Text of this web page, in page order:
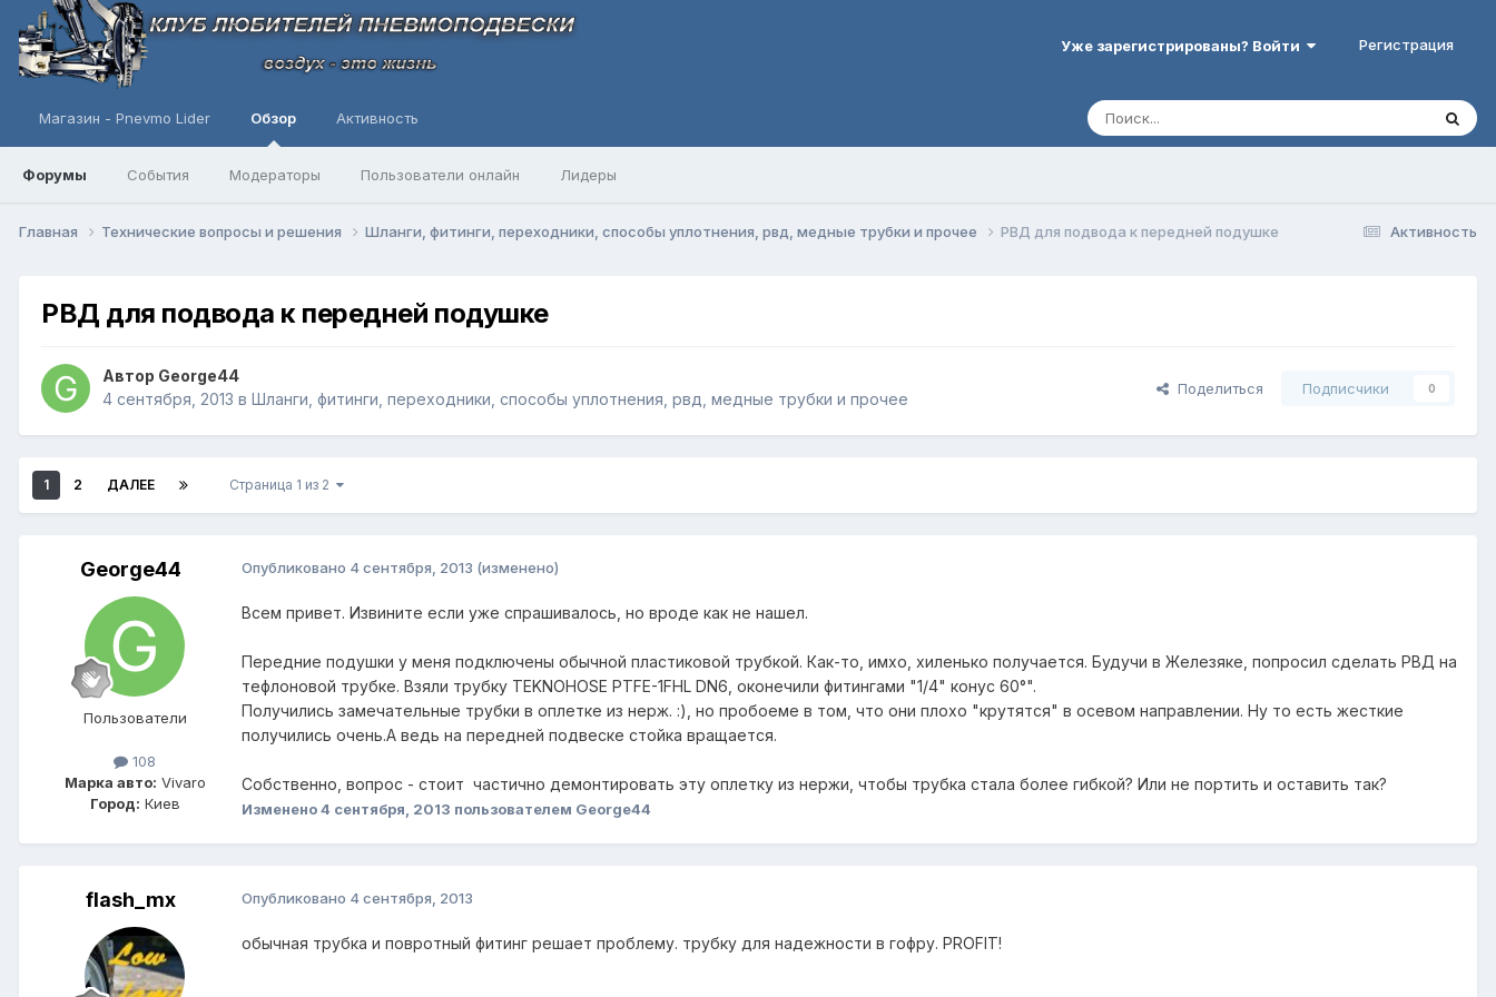
Уже зарегистрированы? Войти Регистрация
Магазин - Pnevmo Lider Обзор
Форумы События Модераторы Пользователи онлайн Лидеры
Активность
Активность
Главная Технические вопросы и решения Шланги, фитинги, переходники, способы уплотнения, рвд, медные трубки и прочее РВД для подвода к передней подушке
РВД для подвода к передней подушке
Автор George44
4 сентября, 2013 в Шланги, фитинги, переходники, способы уплотнения, рвд, медные трубки и прочее
Поделиться Подписчики 0
1 2 ДАЛЕЕ Страница 1 из 2
George44
Пользователи
108
Марка авто: Vivaro
Город: Киев
Опубликовано 4 сентября, 2013 (изменено)
Всем привет. Извините если уже спрашивалось, но вроде как не нашел.
Передние подушки у меня подключены обычной пластиковой трубкой. Как-то, имхо, хиленько получается. Будучи в Железяке, попросил сделать РВД на
тефлоновой трубке. Взяли трубку TEKNOHOSE PTFE-1FHL DN6, оконечили фитингами "1/4" конус 60°".
Получились замечательные трубки в оплетке из нерж. :), но пробоеме в том, что они плохо "крутятся" в осевом направлении. Ну то есть жесткие
получились очень.А ведь на передней подвеске стойка вращается.
Собственно, вопрос - стоит частично демонтировать эту оплетку из нержи, чтобы трубка стала более гибкой? Или не портить и оставить так?
Изменено4 сентября, 2013 пользователем George44
flash_mx Опубликовано 4 сентября, 2013
обычная трубка и повротный фитинг решает проблему. трубку для надежности в гофру. PROFIT!